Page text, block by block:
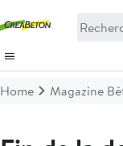
Home Magazine